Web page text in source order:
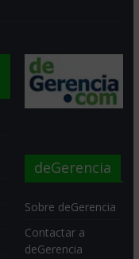
deGerencia
Sobre deGerencia
Contactar a
deGerencia